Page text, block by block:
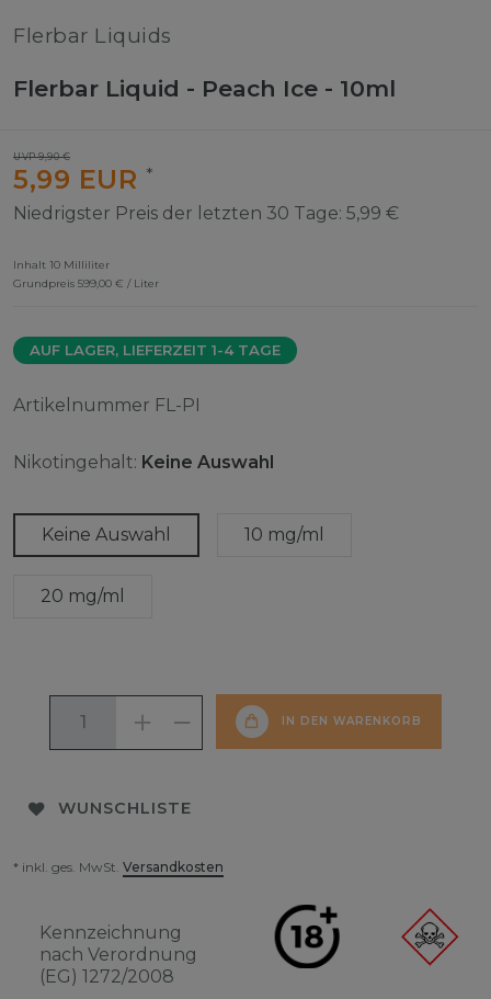
Flerbar Liquids
Flerbar Liquid - Peach Ice - 10ml
UVP 9,90 €
5,99 EUR *
Niedrigster Preis der letzten 30 Tage: 5,99 €
Inhalt 10 Milliliter
Grundpreis 599,00 € / Liter
AUF LAGER, LIEFERZEIT 1-4 TAGE
Artikelnummer FL-PI
Nikotingehalt: Keine Auswahl
Keine Auswahl 10 mg/ml
20 mg/ml
IN DEN WARENKORB
WUNSCHLISTE
* inkl. ges. MwSt. Versandkosten
Kennzeichnung
nach Verordnung
(EG) 1272/2008